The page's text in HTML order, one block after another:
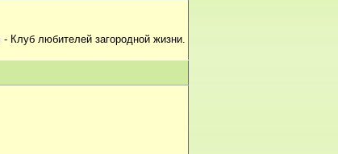
любителей загородной жизни.